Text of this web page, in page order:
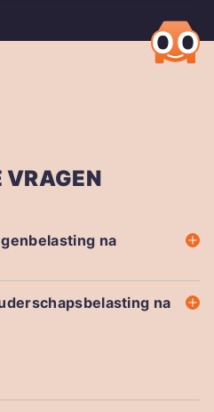
VRAGEN
na
na